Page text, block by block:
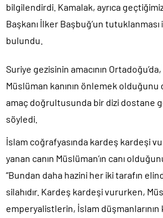
bilgilendirdi. Kamalak, ayrıca
Başkanı İlker Başbuğ’un
bulundu.
Suriye gezisinin amacının
Müslüman kanının önlemek
amaç doğrultusunda bir dizi dostane
söyledi.
İslam coğrafyasında kardeş kardeşi
yanan canın Müslüman’ın canı
“Bundan daha hazini her iki tarafın
silahıdır. Kardeş kardeşi vururken,
emperyalistlerin, İslam düşmanlarının